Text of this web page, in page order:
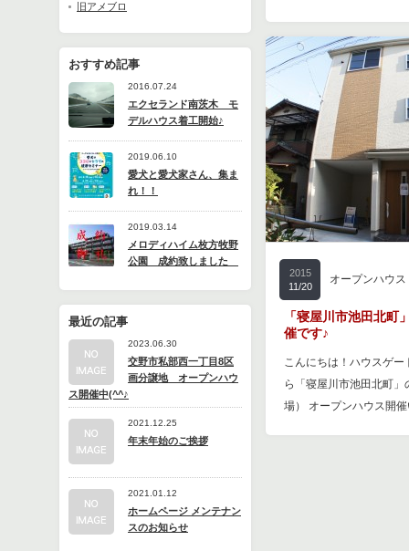
旧アメブロ
おすすめ記事
2016.07.24
エクセランド南茨木 モ
デルハウス着工開始♪
2019.06.10
愛犬と愛犬家さん、集ま
れ！！
2019.03.14
メロディハイム枚方牧野
公園 成約致しました
最近の記事
2023.06.30
交野市私部西一丁目8区
画分譲地 オープンハウ
ス開催中(^^♪
2021.12.25
年末年始のご挨拶
2021.01.12
ホームページ メンテナン
スのお知らせ
2015
11/20
オープンハウス
「寝屋川市池田北町
催です♪
こんにちは！ハウスゲ
ら「寝屋川市池田北町
場） オープンハウス開